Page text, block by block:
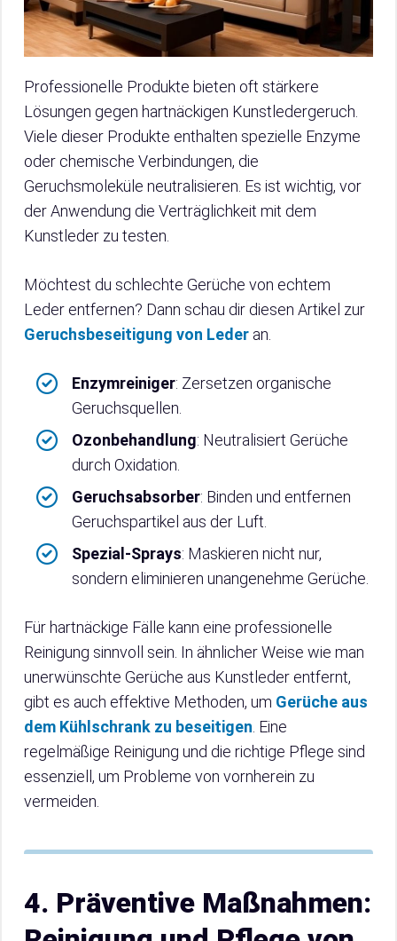
Professionelle Produkte bieten oft stärkere
Lösungen gegen hartnäckigen Kunstledergeruch.
Viele dieser Produkte enthalten spezielle Enzyme
oder chemische Verbindungen, die
Geruchsmoleküle neutralisieren. Es ist wichtig, vor
der Anwendung die Verträglichkeit mit dem
Kunstleder zu testen.
Möchtest du schlechte Gerüche von echtem
Leder entfernen? Dann schau dir diesen Artikel zur
Geruchsbeseitigung von Leder an.
Enzymreiniger: Zersetzen organische
Geruchsquellen.
Ozonbehandlung: Neutralisiert Gerüche
durch Oxidation.
Geruchsabsorber: Binden und entfernen
Geruchspartikel aus der Luft.
Spezial-Sprays: Maskieren nicht nur,
sondern eliminieren unangenehme Gerüche.
Für hartnäckige Fälle kann eine professionelle
Reinigung sinnvoll sein. In ähnlicher Weise wie man
unerwünschte Gerüche aus Kunstleder entfernt,
gibt es auch effektive Methoden, um Gerüche aus
dem Kühlschrank zu beseitigen . Eine
regelmäßige Reinigung und die richtige Pflege sind
essenziell, um Probleme von vornherein zu
vermeiden.
4. Präventive Maßnahmen: